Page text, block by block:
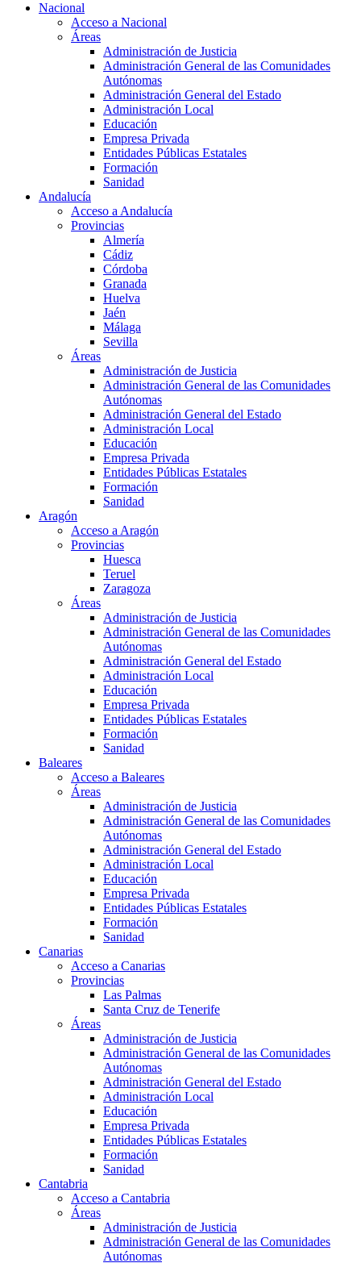
Nacional
Acceso a Nacional
Áreas
Administración de Justicia
Administración General de las Comunidades
Autónomas
Administración General del Estado
Administración Local
Educación
Empresa Privada
Entidades Públicas Estatales
Formación
Sanidad
Andalucía
Acceso a Andalucía
Provincias
Almería
Cádiz
Córdoba
Granada
Huelva
Jaén
Málaga
Sevilla
Áreas
Administración de Justicia
Administración General de las Comunidades
Autónomas
Administración General del Estado
Administración Local
Educación
Empresa Privada
Entidades Públicas Estatales
Formación
Sanidad
Aragón
Acceso a Aragón
Provincias
Huesca
Teruel
Zaragoza
Áreas
Administración de Justicia
Administración General de las Comunidades
Autónomas
Administración General del Estado
Administración Local
Educación
Empresa Privada
Entidades Públicas Estatales
Formación
Sanidad
Baleares
Acceso a Baleares
Áreas
Administración de Justicia
Administración General de las Comunidades
Autónomas
Administración General del Estado
Administración Local
Educación
Empresa Privada
Entidades Públicas Estatales
Formación
Sanidad
Canarias
Acceso a Canarias
Provincias
Las Palmas
Santa Cruz de Tenerife
Áreas
Administración de Justicia
Administración General de las Comunidades
Autónomas
Administración General del Estado
Administración Local
Educación
Empresa Privada
Entidades Públicas Estatales
Formación
Sanidad
Cantabria
Acceso a Cantabria
Áreas
Administración de Justicia
Administración General de las Comunidades
Autónomas